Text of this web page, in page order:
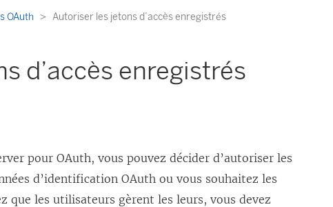
OAuth Autoriser les jetons d’accès enregistrés
d’accès enregistrés
pour OAuth, vous pouvez décider d’autoriser les
d’identification OAuth ou vous souhaitez les
que les utilisateurs gèrent les leurs, vous devez